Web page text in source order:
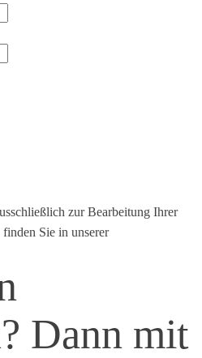
zur Bearbeitung Ihrer
Sie in unserer
Dann mit